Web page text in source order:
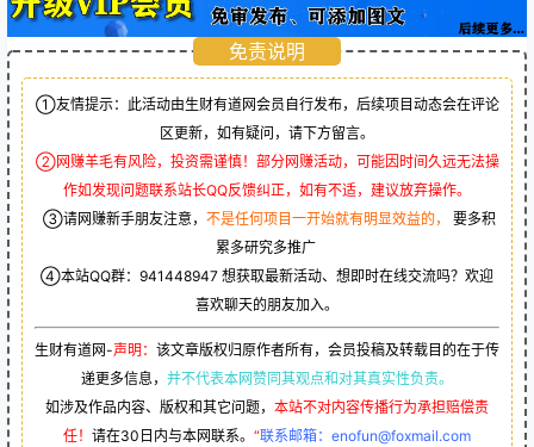
免责说明
①友情提示：此活动由生财有道网会员自行发布，后续项目动态会在评论
区更新，如有疑问，请下方留言。
②网赚羊毛有风险，投资需谨慎！部分网赚活动，可能因时间久远无法操
作如发现问题联系站长QQ反馈纠正，如有不适，建议放弃操作。
③请网赚新手朋友注意， 不是任何项目一开始就有明显效益的，
要多积
累多研究多推广
④本站QQ群： 941448947 想获取最新活动、想即时在线交流吗？欢迎
喜欢聊天的朋友加入。
生财有道网-声明： 该文章版权归原作者所有，会员投稿及转载目的在于传
递更多信息， 并不代表本网赞同其观点和对其真实性负责。
如涉及作品内容、版权和其它问题， 本站不对内容传播行为承担赔偿责
任！ 请在30日内与本网联系。 “联系邮箱：enofun@foxmail.com